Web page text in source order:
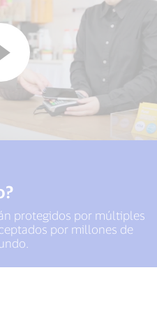
protegidos por múltiples
por millones de